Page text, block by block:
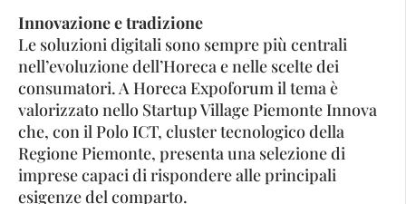
Innovazione e tradizione
Le soluzioni digitali sono sempre più centrali
nell’evoluzione dell’Horeca e nelle scelte dei
consumatori. A Horeca Expoforum il tema è
valorizzato nello Startup Village Piemonte Innova
che, con il Polo ICT, cluster tecnologico della
Regione Piemonte, presenta una selezione di
imprese capaci di rispondere alle principali
esigenze del comparto.